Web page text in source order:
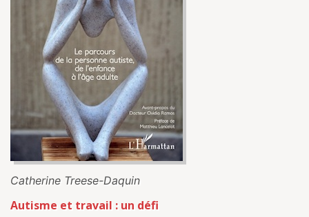
Catherine Treese-Daquin
Autisme et travail : un défi